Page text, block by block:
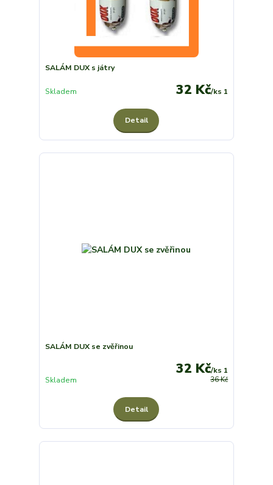
SALÁM DUX s játry
32 Kč/ks 1
Skladem
Detail
SALÁM DUX se zvěřinou
36 Kč
32 Kč/ks 1
Skladem
Detail